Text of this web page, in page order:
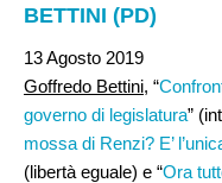
BETTINI (PD)
13 Agosto 2019
Goffredo Bettini, “
governo di legislatura”
mossa di Renzi? E’
(libertà eguale) e “Ora